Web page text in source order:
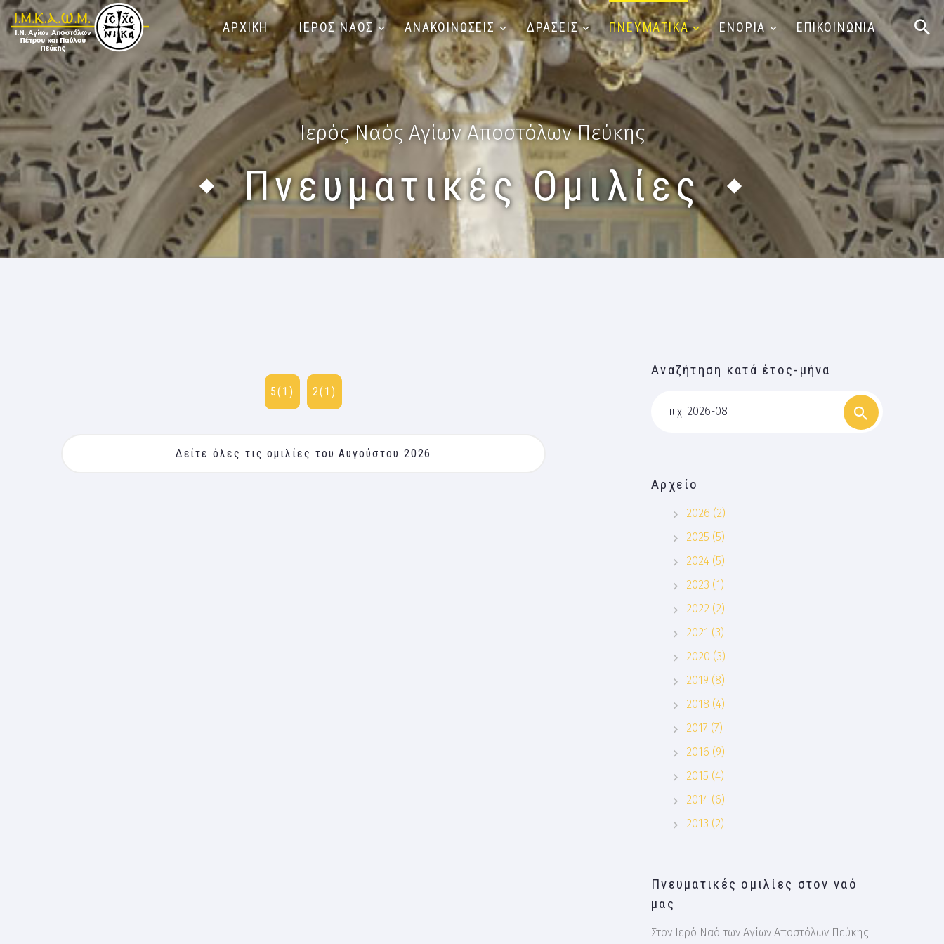
ΑΡΧΙΚΗ ΙΕΡΟΣ ΝΑΟΣ ΑΝΑΚΟΙΝΩΣΕΙΣ ΔΡΑΣΕΙΣ ΠΝΕΥΜΑΤΙΚΑ ΕΝΟΡΙΑ ΕΠΙΚΟΙΝΩΝΙΑ
Ιερός Ναός Αγίων Αποστόλων Πεύκης
Πνευματικές Ομιλίες
5(1) 2(1)
Δείτε όλες τις ομιλίες του Αυγούστου 2026
Αναζήτηση κατά έτος-μήνα
π.χ. 2026-08
Αρχείο
2026 (2)
2025 (5)
2024 (5)
2023 (1)
2022 (2)
2021 (3)
2020 (3)
2019 (8)
2018 (4)
2017 (7)
2016 (9)
2015 (4)
2014 (6)
2013 (2)
Πνευματικές ομιλίες στον ναό
μας
Στον Ιερό Ναό των Αγίων Αποστόλων Πεύκης